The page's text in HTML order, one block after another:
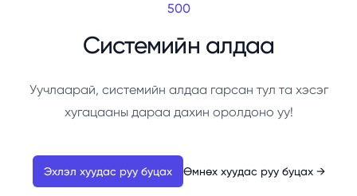
500
Системийн алдаа
Уучлаарай, системийн алдаа гарсан тул та хэсэг
хугацааны дараа дахин оролдоно уу!
Эхлэл хуудас руу буцах Өмнөх хуудас руу буцах →